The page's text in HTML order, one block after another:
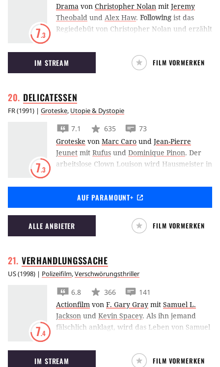
7.3
Drama von Christopher Nolan mit Jeremy
Theobald und Alex Haw. Following ist das
Regiedebüt von Christopher Nolan und erzählt
gerät und von diesem in dessen Untaten
hineingezogen wird.
IM STREAM FILM VORMERKEN
DELICATESSEN
FR(1991) | Groteske, Utopie & Dystopie
7.3
7.1 635
73
Groteske von Marc Caro und Jean-Pierre
Jeunet mit Rufus und Dominique Pinon. Der
arbeitslose Clown Louison wird Hausmeister in
Clapet freut das ganz besonders, denn er hat
die Mägen der Hausbewohner zu stopfen und
er schreckt nicht vor dem Äußersten zurück.
Doch eine Gruppe vegetarischer
Untergrundkämpfer steht Louison zur Seite.
AUF PARAMOUNT+
ALLE ANBIETER FILM VORMERKEN
VERHANDLUNGSSACHE
US(1998) | Polizeifilm,Verschwörungsthriller
7.4
6.8 366
141
Actionfilm von F. Gary Gray mit Samuel L.
Jackson und Kevin Spacey. Als ihn jemand
fälschlich anklagt, wird das Leben von Samuel
Kurzerhand nimmt der frühere
Polizeipsychologe ein paar Geiseln, was Kevin
IM STREAM FILM VORMERKEN